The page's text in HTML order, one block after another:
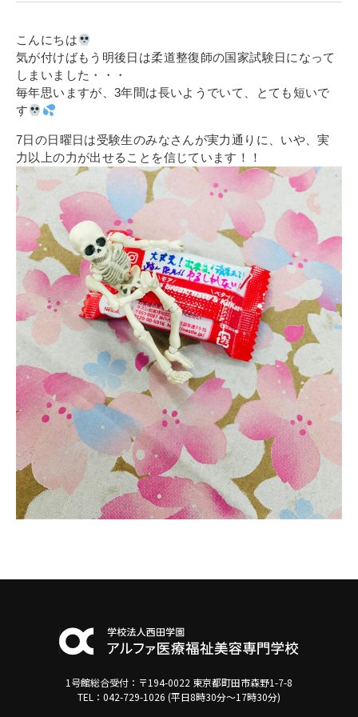
よくあるご質問
在校生の皆さまへ
卒業生の皆さまへ
新着情報
ブログ
コラム
お問い合わせ
資料請求
インターネット出願
教職員採用情報
その他
個人情報の取り扱いについて
こんにちは
気が付けばもう明後日は柔道整復師の国家試験日になって
しまいました・・・
毎年思いますが、3年間は長いようでいて、とても短いで
す
7日の日曜日は受験生のみなさんが実力通りに、いや、実
力以上の力が出せることを信じています！！
1号館総合受付：〒194-0022 東京都町田市森野1-7-8
TEL：042-729-1026 (平日8時30分〜17時30分)